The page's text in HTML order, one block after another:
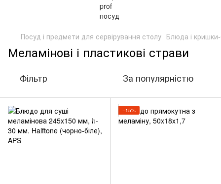
Посуд і предмети для сервірування столу Блюда і
Меламінові і пластикові страви
Фільтр За популярністю
−15%